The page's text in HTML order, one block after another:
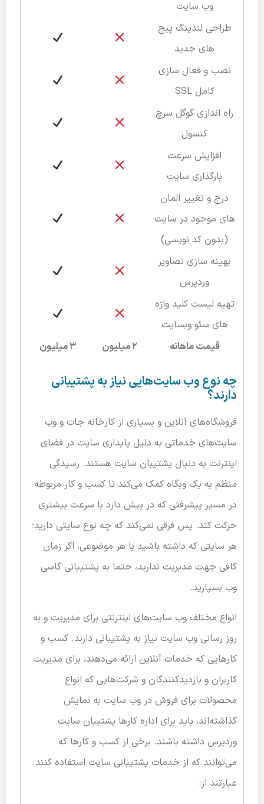
وب سایت
طراحی لندینگ پیج
های جدید
نصب و فعال سازی
کامل SSL
راه اندازی گوگل سرچ
کنسول
افزایش سرعت
بارگذاری سایت
درج و تغییر المان
های موجود در سایت
(بدون کد نویسی)
بهینه سازی تصاویر
وردپرس
تهیه لیست کلید واژه
های سئو وبسایت
قیمت ماهانه
2 میلیون 3 میلیون
چه نوع وب سایت‌هایی نیاز به پشتیبانی
دارند؟
فروشگاه‌های آنلاین و بسیاری از کارخانه جات و وب
سایت‌های خدماتی به دلیل پایداری سایت در فضای
اینترنت به دنبال پشتیبان سایت هستند. رسیدگی
منظم به یک وبگاه کمک می‌کند تا کسب و کار مربوطه
در مسیر پیشرفتی که در پیش دارد با سرعت بیشتری
حرکت کند. پس فرقی نمی‌کند که چه نوع سایتی دارید؛
هر سایتی که داشته باشید با هر موضوعی، اگر زمان
کافی جهت مدیریت ندارید، حتما به پشتیبانی گاسی
وب بسپارید.
انواع مختلف وب سایت‌های اینترنتی برای مدیریت و به
روز رسانی وب سایت نیاز به پشتیبانی دارند. کسب و
کارهایی که خدمات آنلاین ارائه می‌دهند، برای مدیریت
کاربران و بازدیدکنندگان و شرکت‌هایی که انواع
محصولات برای فروش در وب سایت به نمایش
گذاشته‌اند، باید برای اداره کارها پشتیبان سایت
وردپرس داشته باشند. برخی از کسب و کارها که
می‌توانند که از خدمات پشتیبانی سایت استفاده کنند
عبارتند از: